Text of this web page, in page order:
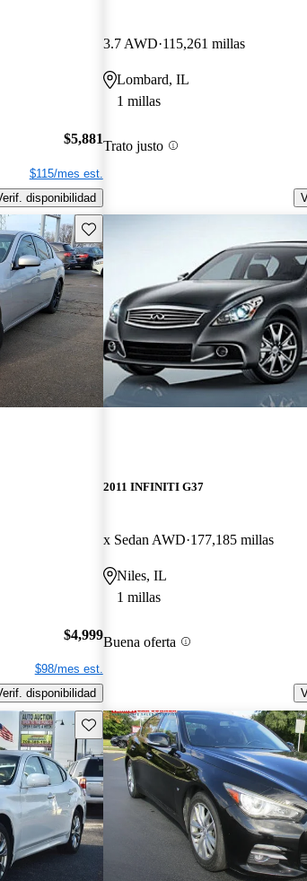
$5,881
$115/mes est.
disponibilidad
3.7 AWD 115,261 millas
Lombard, IL
1 millas
Trato justo
Guarda este Aviso
$4,999
$98/mes est.
disponibilidad
2011 INFINITI G37
x Sedan AWD 177,185 millas
Niles, IL
1 millas
Buena oferta
Guarda este Aviso